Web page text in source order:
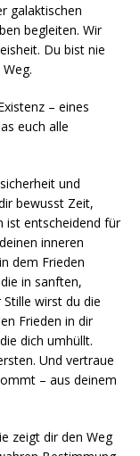
galaktischen
begleiten. Wir
Du bist nie
– eines
euch alle
und
bewusst Zeit,
ist entscheidend für
inneren
dem Frieden
in sanften,
wirst du die
Frieden in dir
dich umhüllt.
Und vertraue
– aus deinem
zeigt dir den Weg